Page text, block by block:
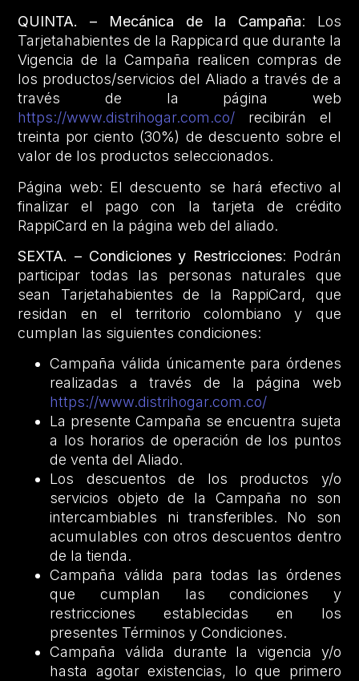
QUINTA. – Mecánica de la Campaña: Los
Tarjetahabientes de la Rappicard que durante la
Vigencia de la Campaña realicen compras de
los productos/servicios del Aliado a través de a
través de la página web
https://www.distrihogar.com.co/ recibirán el
treinta por ciento (30%) de descuento sobre el
valor de los productos seleccionados.
Página web: El descuento se hará efectivo al
finalizar el pago con la tarjeta de crédito
RappiCard en la página web del aliado.
SEXTA. – Condiciones y Restricciones: Podrán
participar todas las personas naturales que
sean Tarjetahabientes de la RappiCard, que
residan en el territorio colombiano y que
cumplan las siguientes condiciones:
Campaña válida únicamente para órdenes
realizadas a través de la página web
https://www.distrihogar.com.co/
La presente Campaña se encuentra sujeta
a los horarios de operación de los puntos
de venta del Aliado.
Los descuentos de los productos y/o
servicios objeto de la Campaña no son
intercambiables ni transferibles. No son
acumulables con otros descuentos dentro
de la tienda.
Campaña válida para todas las órdenes
que cumplan las condiciones y
restricciones establecidas en los
presentes Términos y Condiciones.
Campaña válida durante la vigencia y/o
hasta agotar existencias, lo que primero